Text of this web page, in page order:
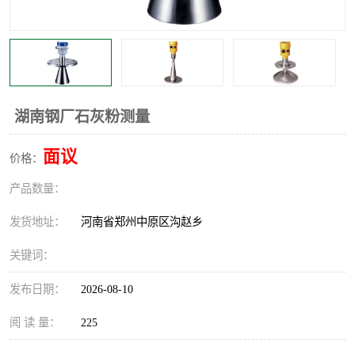
湖南钢厂石灰粉测量
价格： 面议
产品数量：
发货地址： 河南省郑州中原区沟赵乡
关键词：
发布日期： 2026-08-10
阅 读 量： 225
电量变送器
流量计 工业自动化系统成套设备